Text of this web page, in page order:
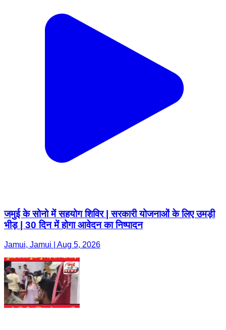
जमुई के सोनो में सहयोग शिविर | सरकारी योजनाओं के लिए उमड़ी
भीड़ | 30 दिन में होगा आवेदन का निष्पादन
Jamui, Jamui | Aug 5, 2026